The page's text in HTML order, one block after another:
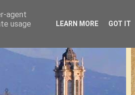
agent
usage
LEARN MORE GOT IT